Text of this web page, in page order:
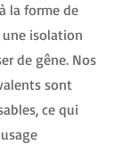
la forme de
isolation
de gêne. Nos
sont
ce qui